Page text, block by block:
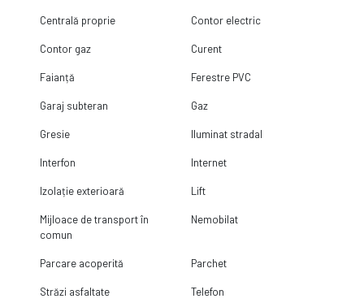
Centrală proprie Contor electric
Contor gaz Curent
Faianță Ferestre PVC
Garaj subteran Gaz
Gresie Iluminat stradal
Interfon Internet
Izolație exterioară Lift
Mijloace de transport în
comun
Nemobilat
Parcare acoperită Parchet
Străzi asfaltate Telefon